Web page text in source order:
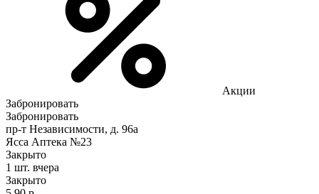
Акции
Забронировать
Забронировать
пр-т Независимости, д. 96а
Ясса Аптека №23
Закрыто
1 шт. вчера
Закрыто